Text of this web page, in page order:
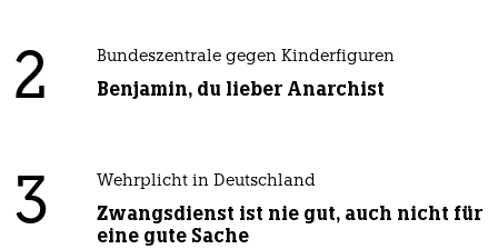
2 Bundeszentrale gegen Kinderfiguren
Benjamin, du lieber Anarchist
3 Wehrplicht in Deutschland
Zwangsdienst ist nie gut, auch nicht für
eine gute Sache